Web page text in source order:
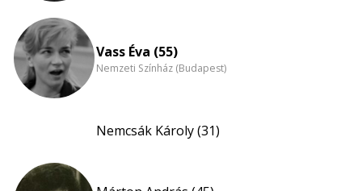
Vass Éva (55)
Nemzeti Színház (Budapest)
Nemcsák Károly (31)